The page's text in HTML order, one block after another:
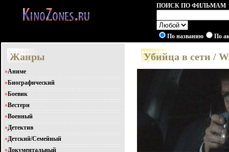
ПОИСК ПО ФИЛЬМАМ
По названию По
Жанры
»Аниме
»Биографический
»Боевик
»Вестерн
»Военный
»Детектив
»Детский/Семейный
»Документальный
Убийца в сети /